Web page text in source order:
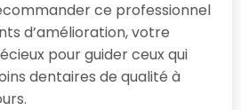
ce professionnel
d’amélioration, votre
pour guider ceux qui
dentaires de qualité à